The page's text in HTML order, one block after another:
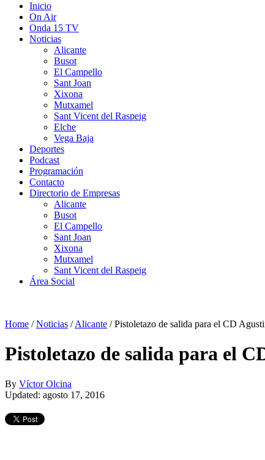
Inicio
On Air
Onda 15 TV
Noticias
Alicante
Busot
El Campello
Sant Joan
Xixona
Mutxamel
Sant Vicent del Raspeig
Elche
Vega Baja
Deportes
Podcast
Programación
Contacto
Directorio de Empresas
Alicante
Busot
El Campello
Sant Joan
Xixona
Mutxamel
Sant Vicent del Raspeig
Área Social
Home /Noticias /Alicante /Pistoletazo de salida para el CD
Pistoletazo de salida para el
By Víctor Olcina
Updated: agosto 17, 2016